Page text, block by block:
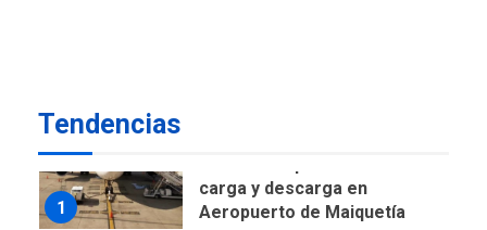
Tendencias
1
carga y descarga en
Aeropuerto de Maiquetía